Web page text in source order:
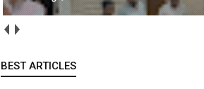
BEST ARTICLES